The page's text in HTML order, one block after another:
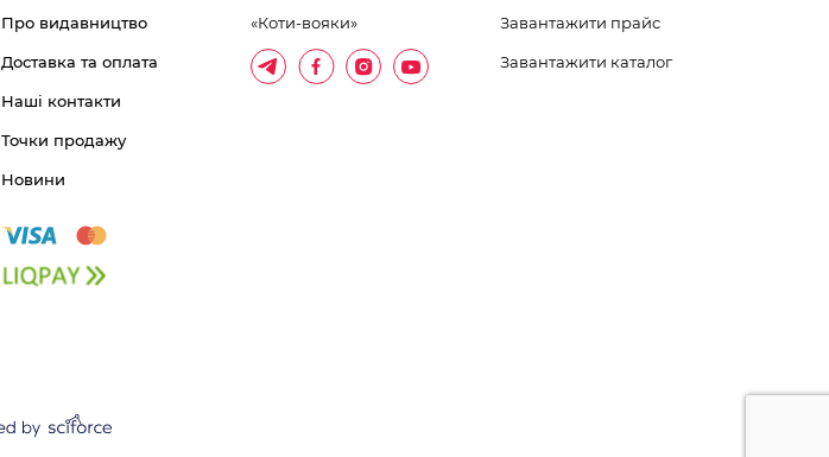
Про видавництво
Доставка та оплата
Наші контакти
Точки продажу
Новини
«Коти-вояки» Завантажити прайс
Завантажити каталог